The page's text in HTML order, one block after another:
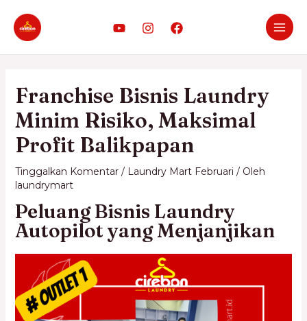
Franchise Bisnis Laundry
Minim Risiko, Maksimal
Profit Balikpapan
Tinggalkan Komentar / Laundry Mart Februari / Oleh
laundrymart
Peluang Bisnis Laundry
Autopilot yang Menjanjikan